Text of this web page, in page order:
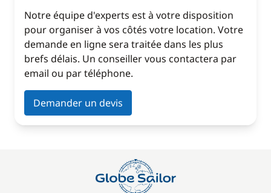
Notre équipe d'experts est à votre disposition
pour organiser à vos côtés votre location. Votre
demande en ligne sera traitée dans les plus
brefs délais. Un conseiller vous contactera par
email ou par téléphone.
Demander un devis